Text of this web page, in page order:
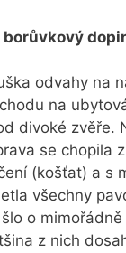
borůvkový
odvahy na
na
divoké zvěře.
se chopila
(košťat) a s
všechny
o
z nich